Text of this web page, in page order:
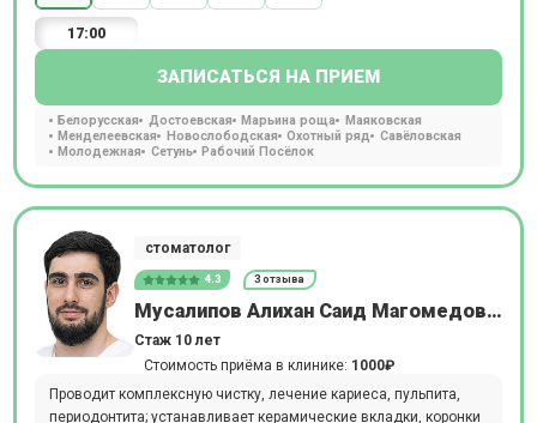
17:00
ЗАПИСАТЬСЯ НА ПРИЕМ
Белорусская Достоевская Марьина роща
Маяковская
Менделеевская
Новослободская Охотный ряд
Савёловская
Молодежная
Сетунь Рабочий Посёлок
стоматолог
4.3 3 отзыва
Мусалипов Алихан Саид Магомедович
Стаж 10 лет
Стоимость приёма в клинике: 1000₽
Проводит комплексную чистку, лечение кариеса, пульпита,
периодонтита; устанавливает керамические вкладки, коронки